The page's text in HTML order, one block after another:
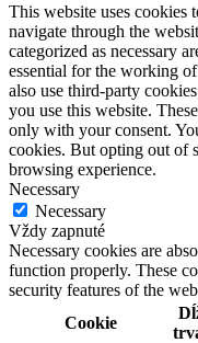
This website uses cookies
navigate through the
categorized as necessary
essential for the working
also use third-party
you use this website.
only with your consent.
cookies. But opting out of
browsing experience.
Necessary
Necessary
Vždy zapnuté
Necessary cookies are
function properly. These
security features of the
Cookie